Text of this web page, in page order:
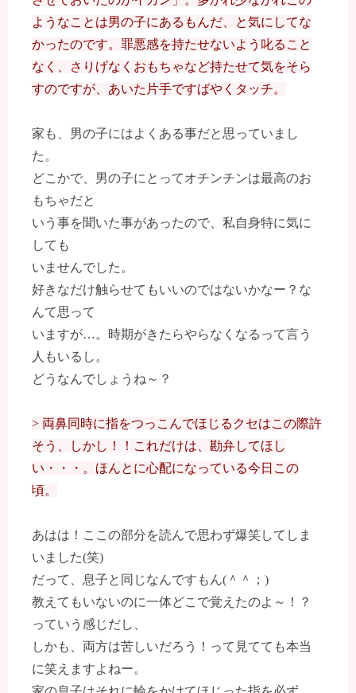
ようなことは男の子にあるもんだ、と気にしてな
かったのです。罪悪感を持たせないよう叱ること
なく、さりげなくおもちゃなど持たせて気をそら
すのですが、あいた片手ですばやくタッチ。
家も、男の子にはよくある事だと思っていまし
た。
どこかで、男の子にとってオチンチンは最高のお
もちゃだと
いう事を聞いた事があったので、私自身特に気に
しても
いませんでした。
好きなだけ触らせてもいいのではないかなー？な
んて思って
いますが…。時期がきたらやらなくなるって言う
人もいるし。
どうなんでしょうね～？
> 両鼻同時に指をつっこんでほじるクセはこの際許
そう、しかし！！これだけは、勘弁してほし
い・・・。ほんとに心配になっている今日この
頃。
あはは！ここの部分を読んで思わず爆笑してしま
いました(笑)
だって、息子と同じなんですもん(＾＾；)
教えてもいないのに一体どこで覚えたのよ～！？
っていう感じだし、
しかも、両方は苦しいだろう！って見てても本当
に笑えますよねー。